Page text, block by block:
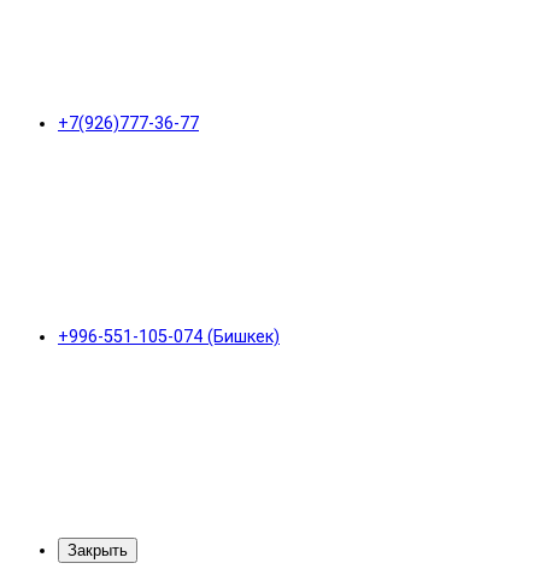
+7(926)777-36-77
+996-551-105-074 (Бишкек)
Закрыть